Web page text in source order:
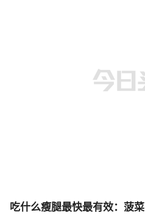
吃什么瘦腿最快最有效：菠菜